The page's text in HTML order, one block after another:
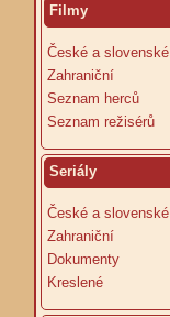
Filmy
České a slovenské
Zahraniční
Seznam herců
Seznam režisérů
Seriály
České a slovenské
Zahraniční
Dokumenty
Kreslené